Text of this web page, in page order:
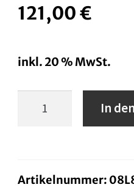
121,00€
inkl. 20 % MwSt.
Aluminiumeinsatz
Menge
In
Artikelnummer: